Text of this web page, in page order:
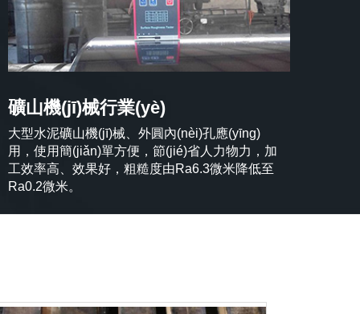
礦山機(jī)械行業(yè)
大型水泥礦山機(jī)械、外圓內(nèi)孔應(yīng)
用，使用簡(jiǎn)單方便，節(jié)省人力物力，加
工效率高、效果好，粗糙度由Ra6.3微米降低至
Ra0.2微米。